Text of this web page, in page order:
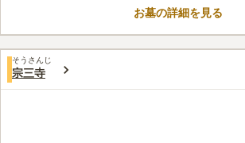
の方やお子様も安心してお参りが可能です
口コミ評価
この霊園はまだ誰からも評価されていません。
お墓の詳細を見る
そうさんじ
宗三寺